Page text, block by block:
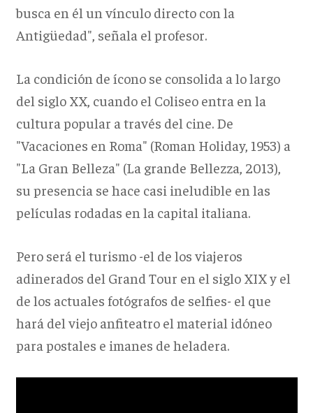
busca en él un vínculo directo con la
Antigüedad", señala el profesor.
La condición de ícono se consolida a lo largo
del siglo XX, cuando el Coliseo entra en la
cultura popular a través del cine. De
"Vacaciones en Roma" (Roman Holiday, 1953) a
"La Gran Belleza" (La grande Bellezza, 2013),
su presencia se hace casi ineludible en las
películas rodadas en la capital italiana.
Pero será el turismo -el de los viajeros
adinerados del Grand Tour en el siglo XIX y el
de los actuales fotógrafos de selfies- el que
hará del viejo anfiteatro el material idóneo
para postales e imanes de heladera.